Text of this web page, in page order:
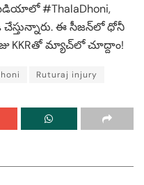
#ThalaDhoni,
ఈ సీజన్‌లో ధోనీ
KKRతో మ్యాచ్‌లో చూద్దాం!
Ruturaj injury